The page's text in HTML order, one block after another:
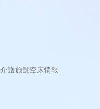
介護施設空床情報